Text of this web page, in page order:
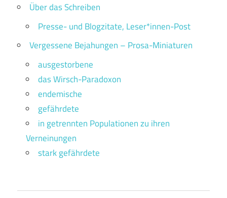
Über das Schreiben
Presse- und Blogzitate, Leser*innen-Post
Vergessene Bejahungen – Prosa-Miniaturen
ausgestorbene
das Wirsch-Paradoxon
endemische
gefährdete
in getrennten Populationen zu ihren
Verneinungen
stark gefährdete